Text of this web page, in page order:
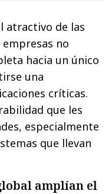
atractivo de las
no
hacia un único
una
críticas.
que les
especialmente
que llevan
amplían el